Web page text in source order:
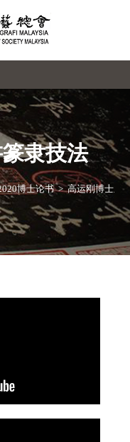
隶技法
博士论书 > 高运刚博士主